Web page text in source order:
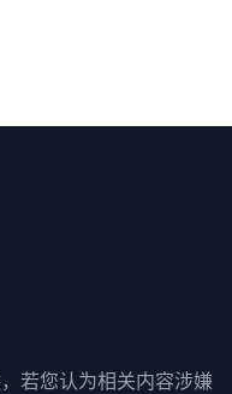
若您认为相关内容涉嫌